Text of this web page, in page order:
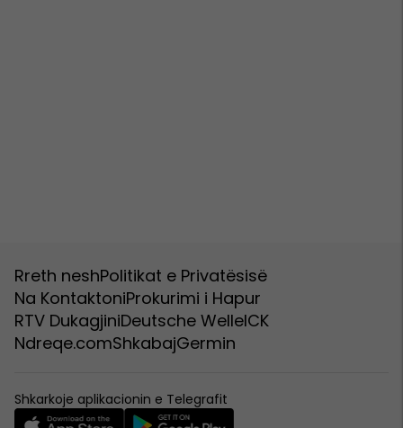
Rreth neshPolitikat e Privatësisë
Na KontaktoniProkurimi i Hapur
RTV DukagjiniDeutsche WelleICK
Ndreqe.comShkabajGermin
Shkarkoje aplikacionin e Telegrafit